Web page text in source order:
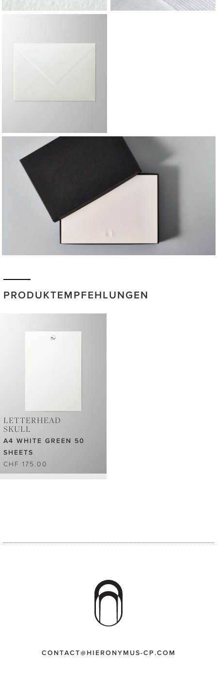
PRODUKTEMPFEHLUNGEN
LETTERHEAD
SKULL
A4 WHITE GREEN 50
SHEETS
CHF 175.00
CONTACT@HIERONYMUS-CP.COM